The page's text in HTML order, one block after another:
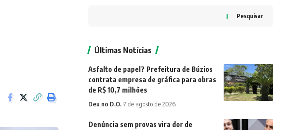
Pesquisar
Últimas Notícias
Asfalto de papel? Prefeitura de Búzios
contrata empresa de gráfica para obras
de R$ 10,7 milhões
Deu no D.O. 7 de agosto de 2026
Denúncia sem provas vira dor de